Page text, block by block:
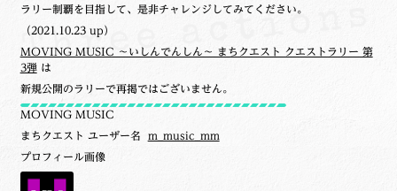
ラリー制覇を目指して、是非チャレンジしてみてください。
（2021.10.23 up）
MOVING MUSIC ～いしんでんしん～ まちクエスト クエストラリー 第
3弾 は
新規公開のラリーで再掲ではございません。
MOVING MUSIC
まちクエスト ユーザー名 m_music_mm
プロフィール画像